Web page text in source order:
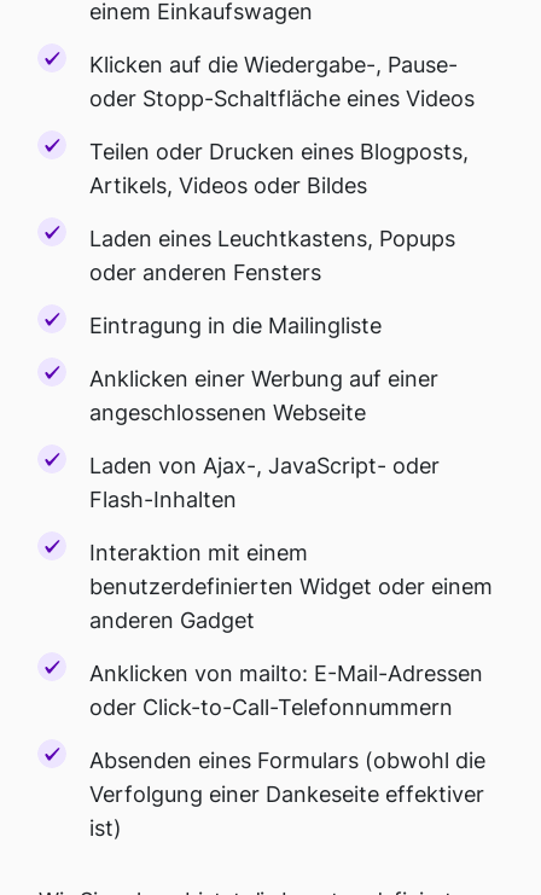
einem Einkaufswagen
Klicken auf die Wiedergabe-, Pause-
oder Stopp-Schaltfläche eines Videos
Teilen oder Drucken eines Blogposts,
Artikels, Videos oder Bildes
Laden eines Leuchtkastens, Popups
oder anderen Fensters
Eintragung in die Mailingliste
Anklicken einer Werbung auf einer
angeschlossenen Webseite
Laden von Ajax-, JavaScript- oder
Flash-Inhalten
Interaktion mit einem
benutzerdefinierten Widget oder einem
anderen Gadget
Anklicken von mailto: E-Mail-Adressen
oder Click-to-Call-Telefonnummern
Absenden eines Formulars (obwohl die
Verfolgung einer Dankeseite effektiver
ist)